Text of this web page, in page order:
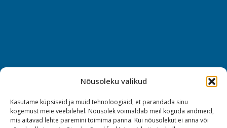
Nõusoleku valikud
Kasutame küpsiseid ja muid tehnoloogiaid, et parandada sinu
kogemust meie veebilehel. Nõusolek võimaldab meil koguda andmeid,
mis aitavad lehte paremini toimima panna. Kui nõusolekut ei anna või